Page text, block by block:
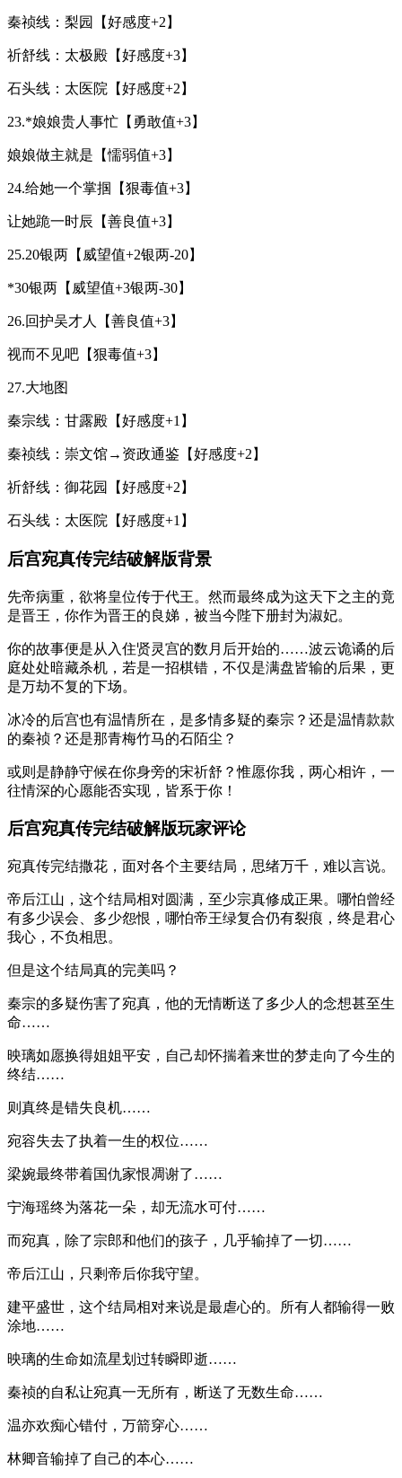
秦祯线：梨园【好感度+2】
祈舒线：太极殿【好感度+3】
石头线：太医院【好感度+2】
23.*娘娘贵人事忙【勇敢值+3】
娘娘做主就是【懦弱值+3】
24.给她一个掌掴【狠毒值+3】
让她跪一时辰【善良值+3】
25.20银两【威望值+2银两-20】
*30银两【威望值+3银两-30】
26.回护吴才人【善良值+3】
视而不见吧【狠毒值+3】
27.大地图
秦宗线：甘露殿【好感度+1】
秦祯线：崇文馆→资政通鉴【好感度+2】
祈舒线：御花园【好感度+2】
石头线：太医院【好感度+1】
后宫宛真传完结破解版背景
先帝病重，欲将皇位传于代王。然而最终成为这天下之主的竟
是晋王，你作为晋王的良娣，被当今陛下册封为淑妃。
你的故事便是从入住贤灵宫的数月后开始的……波云诡谲的后
庭处处暗藏杀机，若是一招棋错，不仅是满盘皆输的后果，更
是万劫不复的下场。
冰冷的后宫也有温情所在，是多情多疑的秦宗？还是温情款款
的秦祯？还是那青梅竹马的石陌尘？
或则是静静守候在你身旁的宋祈舒？惟愿你我，两心相许，一
往情深的心愿能否实现，皆系于你！
后宫宛真传完结破解版玩家评论
宛真传完结撒花，面对各个主要结局，思绪万千，难以言说。
帝后江山，这个结局相对圆满，至少宗真修成正果。哪怕曾经
有多少误会、多少怨恨，哪怕帝王绿复合仍有裂痕，终是君心
我心，不负相思。
但是这个结局真的完美吗？
秦宗的多疑伤害了宛真，他的无情断送了多少人的念想甚至生
命……
映璃如愿换得姐姐平安，自己却怀揣着来世的梦走向了今生的
终结……
则真终是错失良机……
宛容失去了执着一生的权位……
梁婉最终带着国仇家恨凋谢了……
宁海瑶终为落花一朵，却无流水可付……
而宛真，除了宗郎和他们的孩子，几乎输掉了一切……
帝后江山，只剩帝后你我守望。
建平盛世，这个结局相对来说是最虐心的。所有人都输得一败
涂地……
映璃的生命如流星划过转瞬即逝……
秦祯的自私让宛真一无所有，断送了无数生命……
温亦欢痴心错付，万箭穿心……
林卿音输掉了自己的本心……